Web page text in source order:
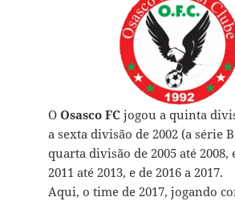
O Osasco FCjogou a quinta
a sexta divisão de 2002 (a série
quarta divisão de 2005 até 2008,
2011 até 2013, e de 2016 a 2017.
Aqui, o time de 2017, jogando